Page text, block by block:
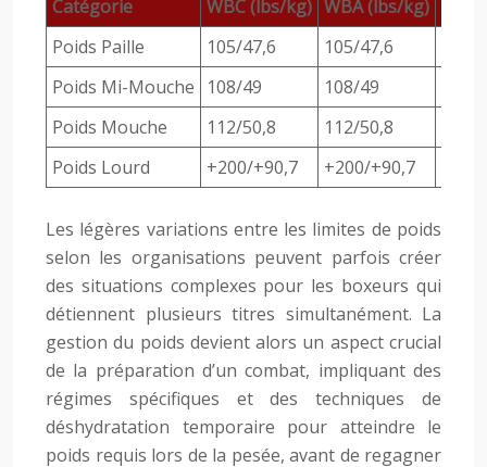
Catégorie WBC (lbs/kg) WBA (lbs/kg)
Poids Paille
105/47,6 105/47,6
Poids Mi-Mouche
108/49 108/49
Poids Mouche
112/50,8 112/50,8
Poids Lourd
+200/+90,7 +200/+90,7
Les légères variations entre les limites de poids
selon les organisations peuvent parfois créer
des situations complexes pour les boxeurs qui
détiennent plusieurs titres simultanément. La
gestion du poids devient alors un aspect crucial
de la préparation d’un combat, impliquant des
régimes spécifiques et des techniques de
déshydratation temporaire pour atteindre le
poids requis lors de la pesée, avant de regagner